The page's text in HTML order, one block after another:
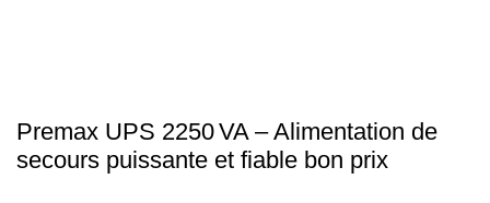
Premax UPS 2250 VA – Alimentation de
secours puissante et fiable bon prix